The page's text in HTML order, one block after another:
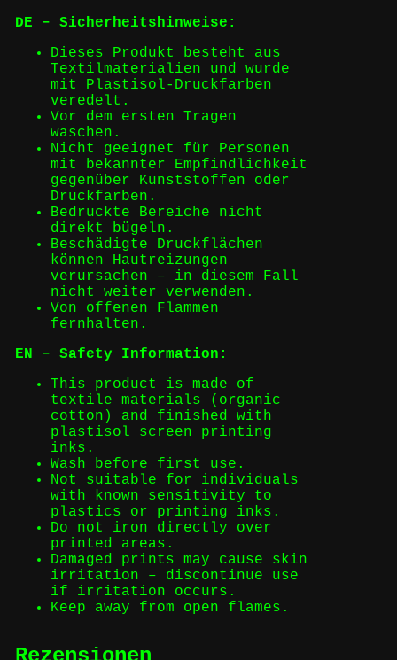
DE – Sicherheitshinweise:
Dieses Produkt besteht aus
Textilmaterialien und wurde
mit Plastisol-Druckfarben
veredelt.
Vor dem ersten Tragen
waschen.
Nicht geeignet für Personen
mit bekannter Empfindlichkeit
gegenüber Kunststoffen oder
Druckfarben.
Bedruckte Bereiche nicht
direkt bügeln.
Beschädigte Druckflächen
können Hautreizungen
verursachen – in diesem Fall
nicht weiter verwenden.
Von offenen Flammen
fernhalten.
EN – Safety Information:
This product is made of
textile materials (organic
cotton) and finished with
plastisol screen printing
inks.
Wash before first use.
Not suitable for individuals
with known sensitivity to
plastics or printing inks.
Do not iron directly over
printed areas.
Damaged prints may cause skin
irritation – discontinue use
if irritation occurs.
Keep away from open flames.